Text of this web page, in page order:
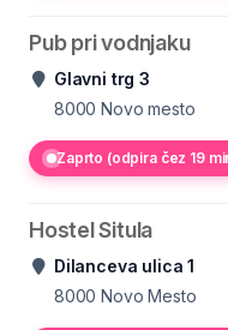
Pub pri vodnjaku
Glavni trg 3
8000 Novo mesto
Zaprto (odpira čez 19
Hostel Situla
Dilanceva ulica 1
8000 Novo Mesto